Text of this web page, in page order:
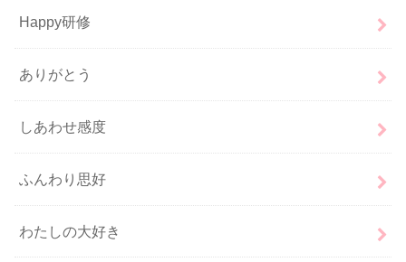
Happy研修
ありがとう
しあわせ感度
ふんわり思好
わたしの大好き